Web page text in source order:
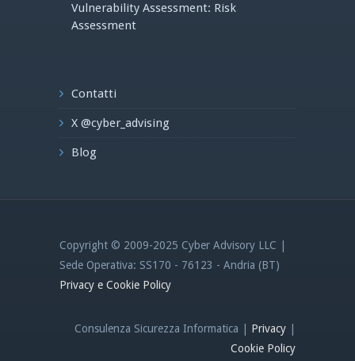
Vulnerability Assessment: Risk
Assessment
Contatti
X @cyber_advising
Blog
Copyright © 2009-2025 Cyber Advisory LLC |
Sede Operativa: SS170 - 76123 - Andria (BT)
Privacy e Cookie Policy
Consulenza Sicurezza Informatica | Privacy
Cookie Policy